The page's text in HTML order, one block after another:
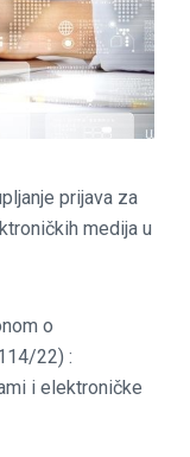
prijava za
medija u
o
22) :
i elektroničke